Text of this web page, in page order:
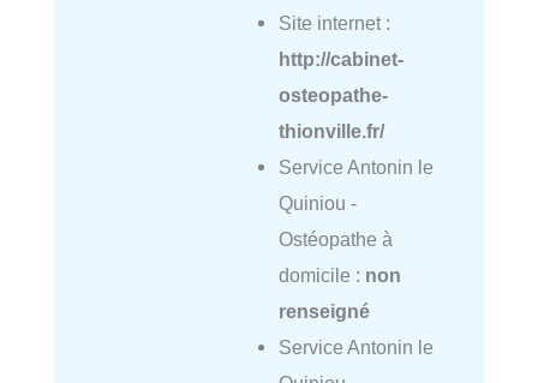
Site internet :
http://cabinet-
osteopathe-
thionville.fr/
Service Antonin le
Quiniou -
Ostéopathe à
domicile : non
renseigné
Service Antonin le